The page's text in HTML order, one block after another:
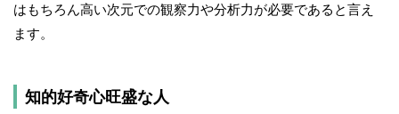
はもちろん高い次元での観察力や分析力が必要であると言え
ます。
知的好奇心旺盛な人